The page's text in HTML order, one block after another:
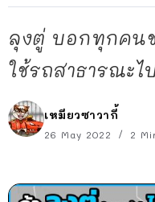
ลุงตู่ บอกทุกคน
ใช้รถสาธารณะไ
เหมียวซาวากี้
26 May 2022 2